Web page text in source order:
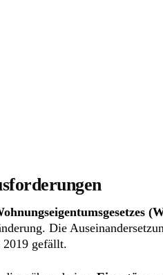
Die
2019 gefällt.